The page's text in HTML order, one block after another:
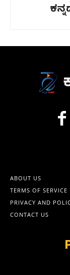
ABOUT US
TERMS OF SERVICE
PRIVACY AND
CONTACT US